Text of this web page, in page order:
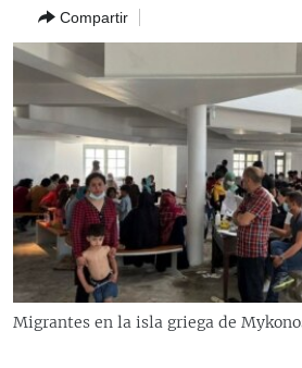
la
búsqueda
OPINIÓN GRÁFICA
AUDIOVISUALES MARTÍ
RADIO MARTÍ
ESPECIALES
ESPECIALES
LA REALIDAD DE LA VIVIENDA EN
MULTIMEDIA
EDITORIALES
SÍGUENOS
Compartir
Migrantes en la isla griega de